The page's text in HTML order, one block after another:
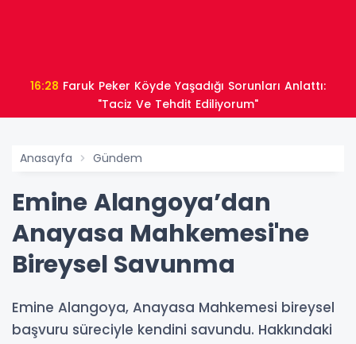
16:28
"Taciz Ve Tehdit Ediliyorum"
Anasayfa Gündem
Emine Alangoya’dan
Anayasa Mahkemesi'ne
Bireysel Savunma
Emine Alangoya, Anayasa Mahkemesi bireysel
başvuru süreciyle kendini savundu. Hakkındaki